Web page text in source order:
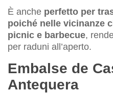
È anche perfetto per
poiché nelle vicinanze
picnic e barbecue,
per raduni all’aperto.
Embalse de
Antequera